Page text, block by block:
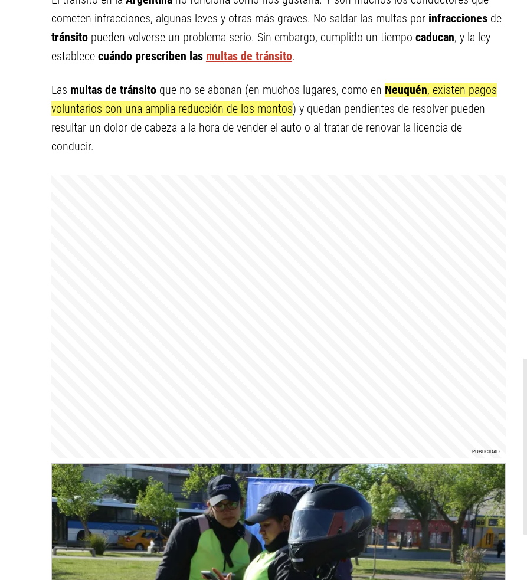
cometen infracciones, algunas leves y otras más graves. No saldar las multas por infracciones de
tránsito pueden volverse un problema serio. Sin embargo, cumplido un tiempo caducan, y la ley
establece cuándo prescriben las multas de tránsito.
Las multas de tránsito que no se abonan (en muchos lugares, como en Neuquén, existen pagos
voluntarios con una amplia reducción de los montos) y quedan pendientes de resolver pueden
resultar un dolor de cabeza a la hora de vender el auto o al tratar de renovar la licencia de
conducir.